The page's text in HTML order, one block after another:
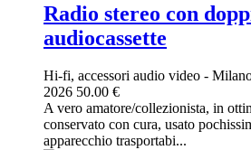
Radio stereo con
audiocassette
Hi-fi, accessori audio video -
2026 50.00 €
A vero amatore/collezionista, in
conservato con cura, usato
apparecchio trasportabi...